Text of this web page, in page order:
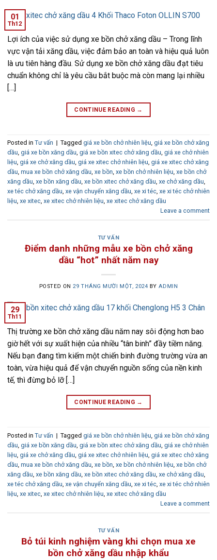
01
Th12
Lợi ích của việc sử dụng xe bồn chở xăng dầu – Trong lĩnh
vực vận tải xăng dầu, việc đảm bảo an toàn và hiệu quả luôn
là ưu tiên hàng đầu. Sử dụng xe bồn chở xăng dầu đạt tiêu
chuẩn không chỉ là yêu cầu bắt buộc mà còn mang lại nhiều
[…]
CONTINUE READING →
Posted in Tư vấn | Tagged giá xe bồn chở nhiên liệu giá xe bồn chở xăng
dầu giá xe bồn xăng dầu giá xe bồn xitec chở xăng dầu giá xe chở nhiên
liệu giá xe chở xăng dầu giá xe xitec chở nhiên liệu giá xe xitec chở xăng
dầu mua xe bồn chở xăng dầu xe bồn xe bồn chở nhiên liệu xe bồn chở
xăng dầu xe bồn xăng dầu xe bồn xitec chở xăng dầu xe chở xăng dầu
xe téc chở xăng dầu xe vận chuyển xăng dầu xe xi téc xe xi téc chở nhiên
liệu xe xitec xe xitec chở nhiên liệu xe xitec chở xăng dầu
Leave a comment
TƯ VẤN
Điểm danh những mẫu xe bồn chở xăng
dầu “hot” nhất năm nay
POSTED ON 29 THÁNG MƯỜI MỘT, 2024 BYADMIN
29
Th11
Thị trường xe bồn chở xăng dầu năm nay sôi động hơn bao
giờ hết với sự xuất hiện của nhiều “tân binh” đầy tiềm năng.
Nếu bạn đang tìm kiếm một chiến binh đường trường vừa an
toàn, vừa hiệu quả để vận chuyển nguồn sống của nền kinh
tế, thì đừng bỏ lỡ […]
CONTINUE READING →
Posted in Tư vấn | Tagged giá xe bồn chở nhiên liệu giá xe bồn chở xăng
dầu giá xe bồn xăng dầu giá xe bồn xitec chở xăng dầu giá xe chở nhiên
liệu giá xe chở xăng dầu giá xe xitec chở nhiên liệu giá xe xitec chở xăng
dầu mua xe bồn chở xăng dầu xe bồn xe bồn chở nhiên liệu xe bồn chở
xăng dầu xe bồn xăng dầu xe bồn xitec chở xăng dầu xe chở xăng dầu
xe téc chở xăng dầu xe vận chuyển xăng dầu xe xi téc xe xi téc chở nhiên
liệu xe xitec xe xitec chở nhiên liệu xe xitec chở xăng dầu
Leave a comment
TƯ VẤN
Bỏ túi kinh nghiệm vàng khi chọn mua xe
bồn chở xăng dầu nhập khẩu